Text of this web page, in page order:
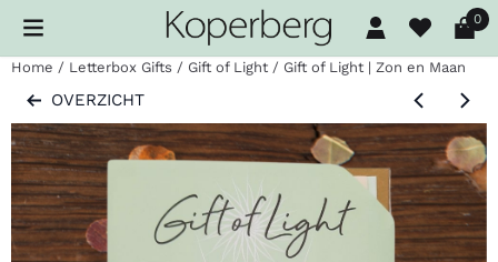
Cookievoorkeuren zijn beschikbaar. Kies instellingen of sta0
Home / Letterbox Gifts / Gift of Light / Gift of Light | Zon en Maan
OVERZICHT